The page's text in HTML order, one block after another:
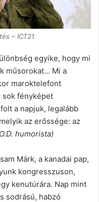
– ICT21
egyike, hogy mi
műsorokat… Mi a
maroktelefont
sok fényképet
a napjuk, legalább
az erőssége: az
humorista)
Márk, a kanadai pap,
kongresszuson,
kenutúrára. Nap mint
sodrású, habzó